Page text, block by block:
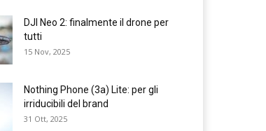
DJI Neo 2: finalmente il drone per
tutti
15 Nov, 2025
Nothing Phone (3a) Lite: per gli
irriducibili del brand
31 Ott, 2025